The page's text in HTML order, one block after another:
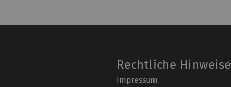
Rechtliche Hinweise
Impressum